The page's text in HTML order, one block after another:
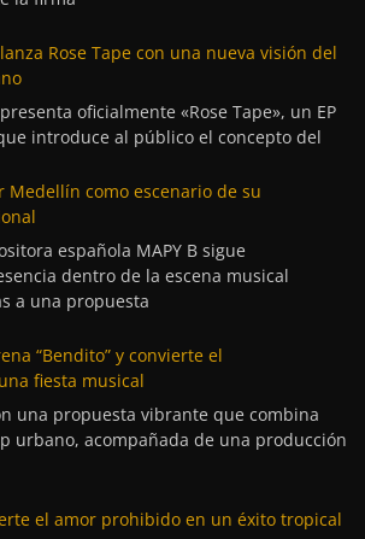
lanza Rose Tape con una nueva visión del
presenta oficialmente «Rose Tape», un EP
introduce al público el concepto del
Medellín como escenario de su
española MAPY B sigue
dentro de la escena musical
a una propuesta
“Bendito” y convierte el
fiesta musical
una propuesta vibrante que combina
urbano, acompañada de una producción
el amor prohibido en un éxito tropical